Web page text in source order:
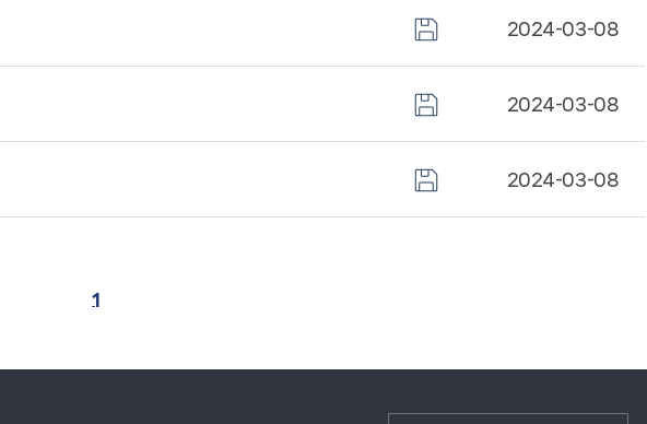
2024-03-08
2024-03-08
2024-03-08
1